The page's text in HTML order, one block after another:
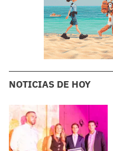
NOTICIAS DE HOY